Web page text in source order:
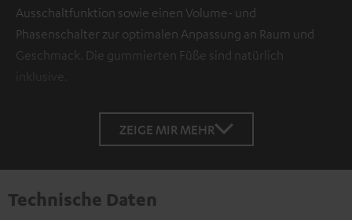
Ausschaltfunktion sowie einen Volume- und
Phasenschalter zur optimalen Anpassung an Raum und
Geschmack. Die gummierten Füße sind natürlich
ZEIGE MIR MEHR
Technische Daten